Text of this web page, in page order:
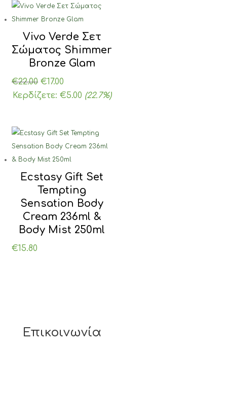
Vivo Verde Σετ
Σώματος Shimmer
Bronze Glam
€22.00 Original
price
€17.00
τρέχουσα
€17.00.
Κερδίζετε: €5.00 (22.7%)
Ecstasy Gift Set
Tempting
Sensation Body
Cream 236ml &
Body Mist 250ml
€15.80
Επικοινωνία